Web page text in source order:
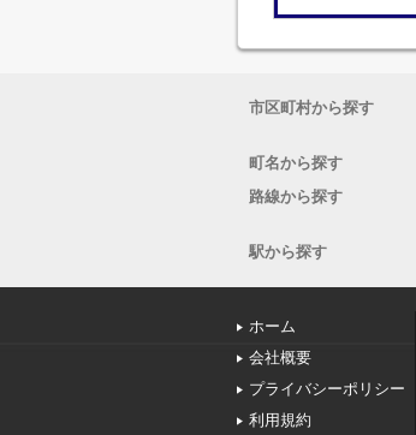
市区町村から探す
町名から探す
路線から探す
駅から探す
ホーム
会社概要
プライバシーポリシー
利用規約